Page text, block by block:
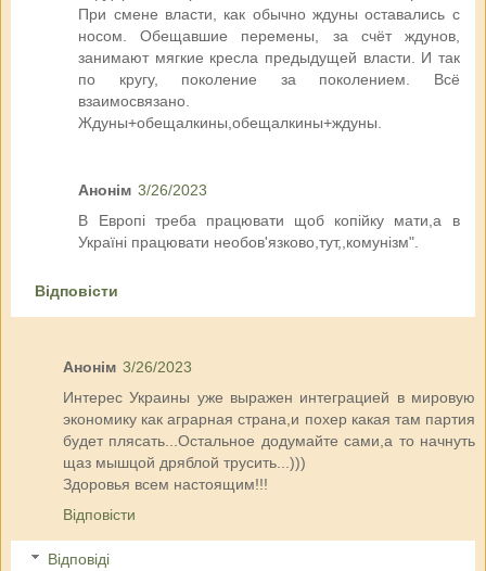
При смене власти, как обычно ждуны оставались с
носом. Обещавшие перемены, за счёт ждунов,
занимают мягкие кресла предыдущей власти. И так
по кругу, поколение за поколением. Всё
взаимосвязано.
Ждуны+обещалкины,обещалкины+ждуны.
Анонім 3/26/2023
В Европі треба працювати щоб копійку мати,а в
Україні працювати необов'язково,тут,,комунізм".
Відповісти
Анонім 3/26/2023
Интерес Украины уже выражен интеграцией в мировую
экономику как аграрная страна,и похер какая там партия
будет плясать...Остальное додумайте сами,а то начнуть
щаз мышцой дряблой трусить...)))
Здоровья всем настоящим!!!
Відповісти
Відповіді